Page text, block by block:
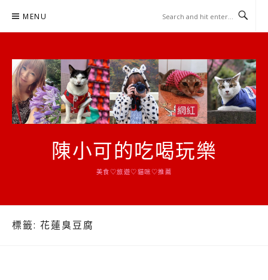
MENU
陳小可的吃喝玩樂
美食♡旅遊♡貓咪♡推薦
標籤: 花蓮臭豆腐